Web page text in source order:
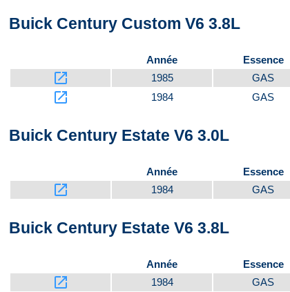
Buick Century Custom V6 3.8L
Année Essence
launch 1985 GAS
launch 1984 GAS
Buick Century Estate V6 3.0L
Année Essence
launch 1984 GAS
Buick Century Estate V6 3.8L
Année Essence
launch 1984 GAS